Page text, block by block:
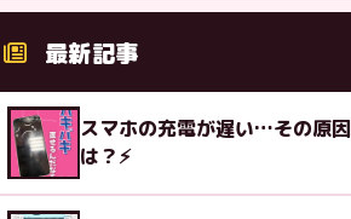
最新記事
スマホの充電が遅い…その原因
は？⚡